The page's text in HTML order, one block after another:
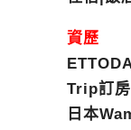
資歷
Trip訂
日本